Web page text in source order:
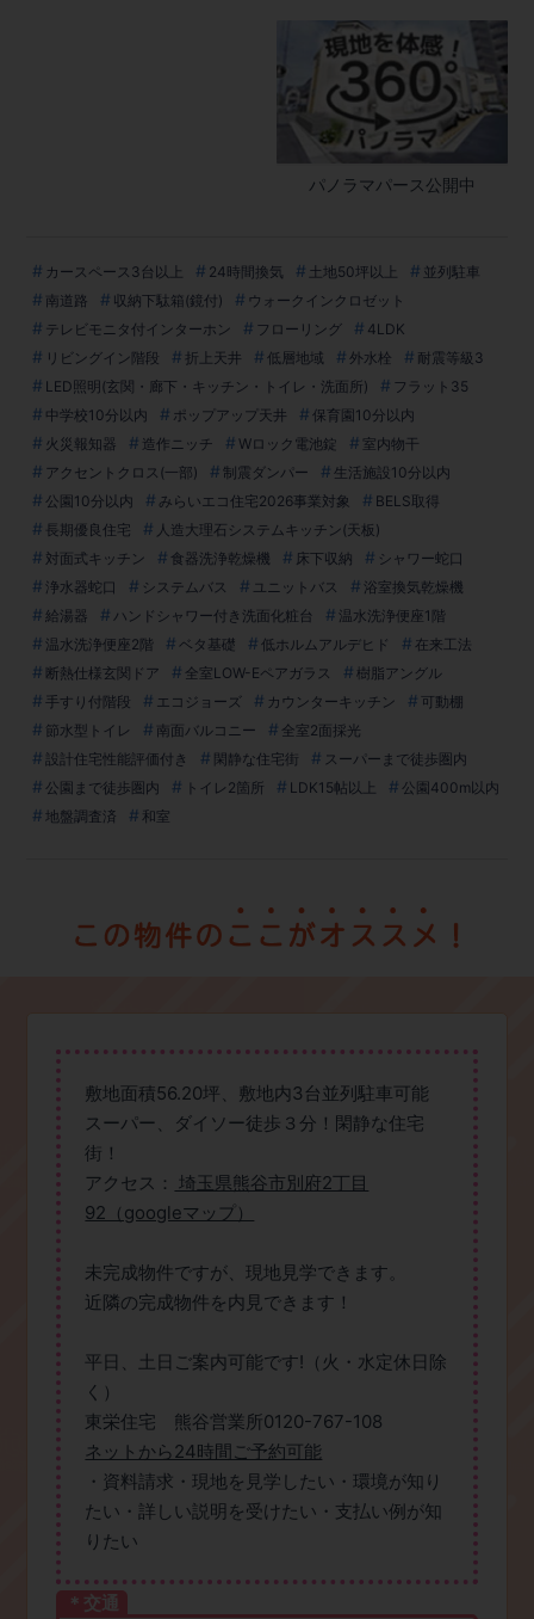
カースペース3台以上 24時間換気 土地50坪以上
並列駐車
南道路
収納下駄箱(鏡付)
ウォークインクロゼット
テレビモニタ付インターホン
フローリング
4LDK
リビングイン階段
折上天井 低層地域 外水栓
耐震等級3
LED照明(玄関・廊下・キッチン・トイレ・洗面所)
フラット35
中学校10分以内
ポップアップ天井
保育園10分以内
火災報知器
造作ニッチ Wロック電池錠
室内物干
アクセントクロス(一部)
制震ダンパー
生活施設10分以内
公園10分以内
みらいエコ住宅2026事業対象
BELS取得
長期優良住宅
人造大理石システムキッチン(天板)
対面式キッチン
食器洗浄乾燥機 床下収納
シャワー蛇口
浄水器蛇口
システムバス ユニットバス
浴室換気乾燥機
給湯器
ハンドシャワー付き洗面化粧台
温水洗浄便座1階
温水洗浄便座2階
ベタ基礎 低ホルムアルデヒド
在来工法
断熱仕様玄関ドア
全室LOW-Eペアガラス
樹脂アングル
手すり付階段
エコジョーズ カウンターキッチン
可動棚
節水型トイレ
南面バルコニー
全室2面採光
設計住宅性能評価付き
閑静な住宅街
スーパーまで徒歩圏内
公園まで徒歩圏内
トイレ2箇所 LDK15帖以上
公園400m以内
地盤調査済
和室
パノラマパース公開中
敷地面積56.20坪、敷地内3台並列駐車可能
スーパー、ダイソー徒歩３分！閑静な住宅
街！
アクセス： 埼玉県熊谷市別府2丁目
92（googleマップ）
未完成物件ですが、現地見学できます。
近隣の完成物件を内見できます！
平日、土日ご案内可能です!（火・水定休日除
く）
東栄住宅 熊谷営業所0120-767-108
ネットから24時間ご予約可能
・資料請求・現地を見学したい・環境が知り
たい・詳しい説明を受けたい・支払い例が知
りたい
＊交通